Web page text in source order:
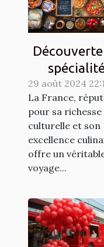
régionales
leur
29 août 2024
La France,
pour sa richesse
culturelle et son
excellence
offre un
voyage...